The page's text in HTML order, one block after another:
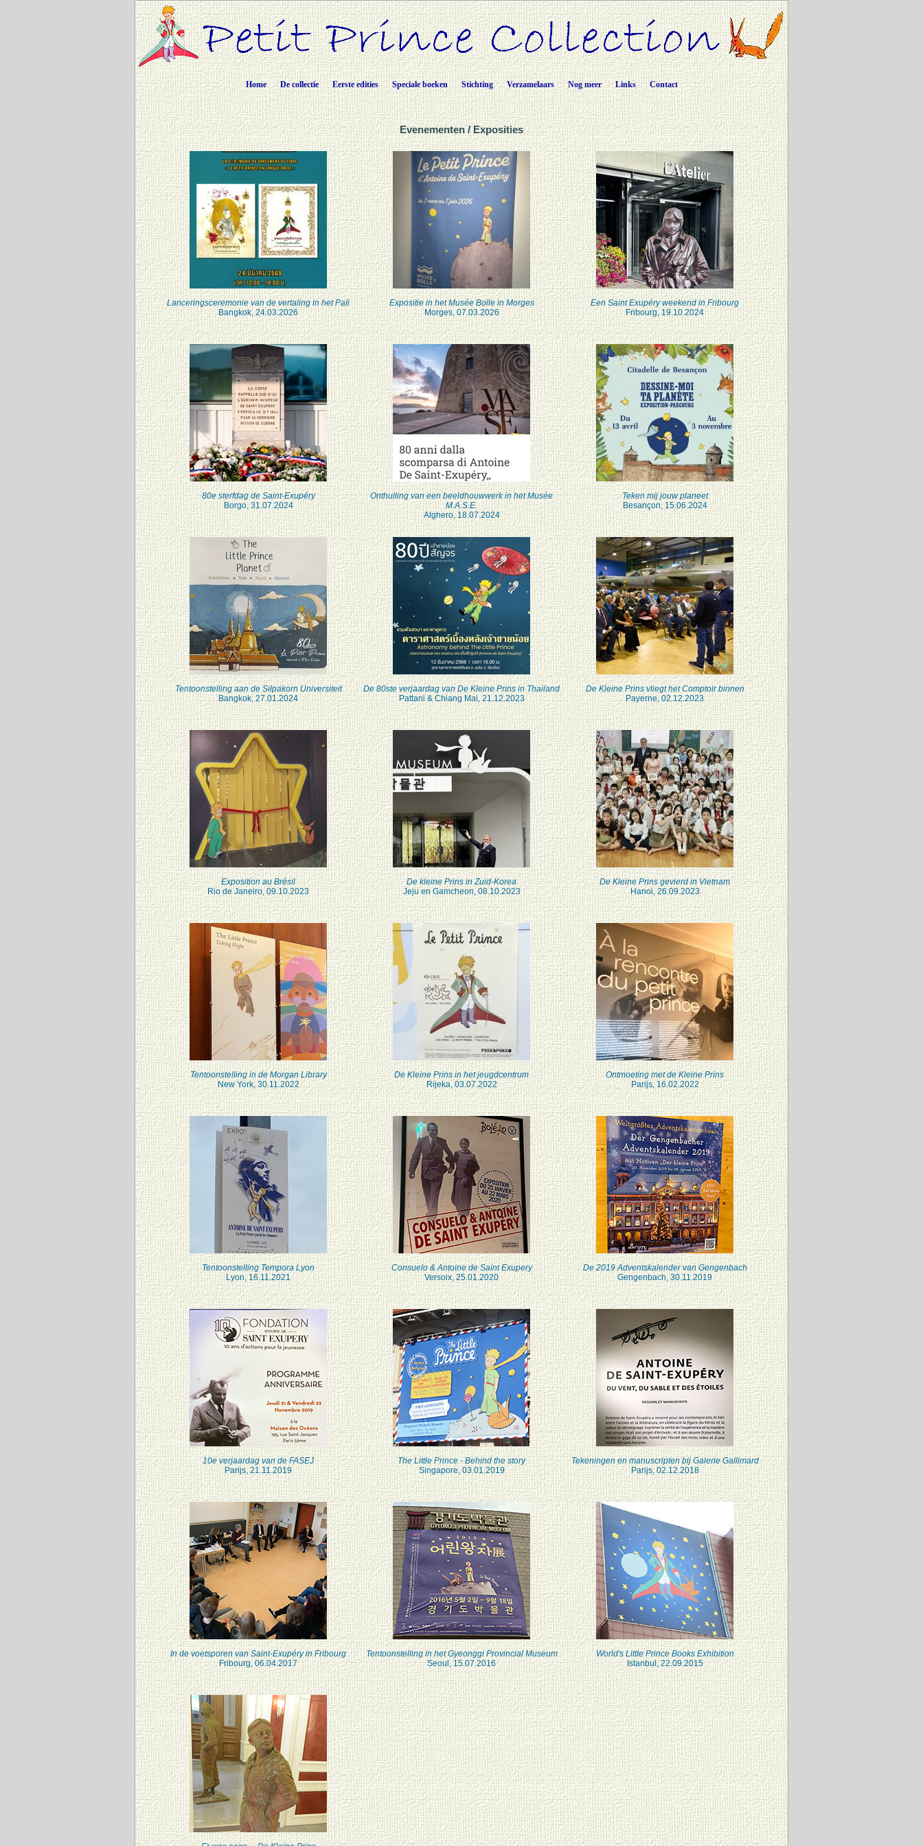
Home De collectie Eerste edities Speciale boeken Stichting Verzamelaars Nog meer Links Contact
Evenementen / Exposities
Lanceringsceremonie van de vertaling in het Pali
Bangkok, 24.03.2026
Expositie in het Musée Bolle in Morges
Morges, 07.03.2026
Een Saint Exupéry weekend in Fribourg
Fribourg, 19.10.2024
80e sterfdag de Saint-Exupéry
Borgo, 31.07.2024
Onthulling van een beeldhouwwerk in het Musée
M.A.S.E.
Alghero, 18.07.2024
Teken mij jouw planeet
Besançon, 15.06.2024
Tentoonstelling aan de Silpakorn Universiteit
Bangkok, 27.01.2024
De 80ste verjaardag van De Kleine Prins in Thailand
Pattani & Chiang Mai, 21.12.2023
De Kleine Prins vliegt het Comptoir binnen
Payerne, 02.12.2023
Exposition au Brésil
Rio de Janeiro, 09.10.2023
De kleine Prins in Zuid-Korea
Jeju en Gamcheon, 08.10.2023
De Kleine Prins gevierd in Vietnam
Hanoi, 26.09.2023
Tentoonstelling in de Morgan Library
New York, 30.11.2022
De Kleine Prins in het jeugdcentrum
Rijeka, 03.07.2022
Ontmoeting met de Kleine Prins
Parijs, 16.02.2022
Tentoonstelling Tempora Lyon
Lyon, 16.11.2021
Consuelo & Antoine de Saint Exupery
Versoix, 25.01.2020
De 2019 Adventskalender van Gengenbach
Gengenbach, 30.11.2019
10e verjaardag van de FASEJ
Parijs, 21.11.2019
The Little Prince - Behind the story
Singapore, 03.01.2019
Tekeningen en manuscripten bij Galerie Gallimard
Parijs, 02.12.2018
In de voetsporen van Saint-Exupéry in Fribourg
Fribourg, 06.04.2017
Tentoonstelling in het Gyeonggi Provincial Museum
Seoul, 15.07.2016
World's Little Prince Books Exhibition
Istanbul, 22.09.2015